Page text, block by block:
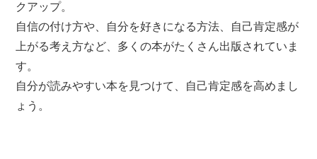
クアップ。
自信の付け方や、自分を好きになる方法、自己肯定感が
上がる考え方など、多くの本がたくさん出版されていま
す。
自分が読みやすい本を見つけて、自己肯定感を高めまし
ょう。